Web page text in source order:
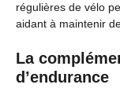
régulières de vélo
aidant à maintenir
La
d’endurance